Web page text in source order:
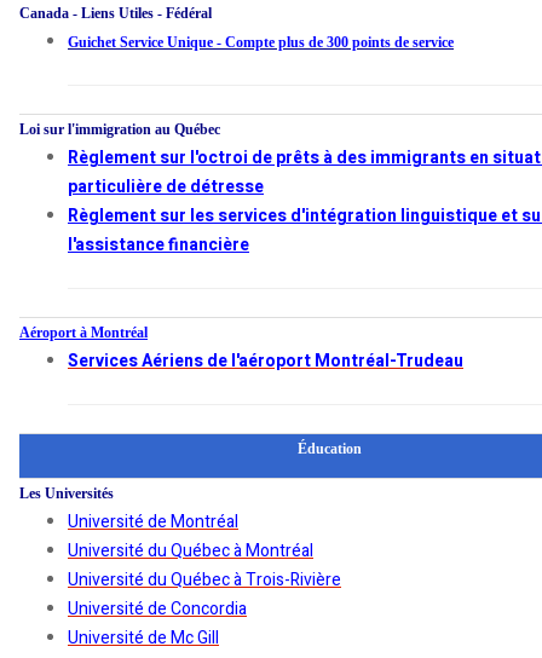
Canada - Liens Utiles - Fédéral
Guichet Service Unique - Compte plus de 300 points de service
Loi sur l'immigration au Québec
Règlement sur l'octroi de prêts à des immigrants en
particulière de détresse
Règlement sur les services d'intégration linguistique et
l'assistance financière
Aéroport à Montréal
Services Aériens de l'aéroport Montréal-Trudeau
Éducation
Les Universités
Université de Montréal
Université du Québec à Montréal
Université du Québec à Trois-Rivière
Université de Concordia
Université de Mc Gill